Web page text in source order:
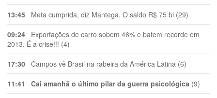
13:45 Meta cumprida, diz Mantega. O saldo R$ 75 bi (29)
09:24 Exportações de carro sobem 46% e batem recorde em
2013. É a crise!!! (4)
17:30 Campos vê Brasil na rabeira da América Latina (6)
11:41 Cai amanhã o último pilar da guerra psicológica (9)